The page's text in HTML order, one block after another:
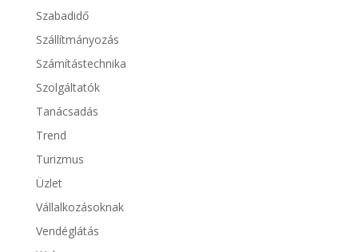
Szabadidő
Szállítmányozás
Számítástechnika
Szolgáltatók
Tanácsadás
Trend
Turizmus
Üzlet
Vállalkozásoknak
Vendéglátás